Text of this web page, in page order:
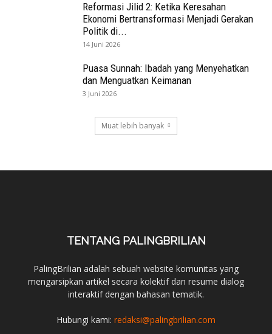
Reformasi Jilid 2: Ketika Keresahan
Ekonomi Bertransformasi Menjadi Gerakan
Politik di...
14 Juni 2026
Puasa Sunnah: Ibadah yang Menyehatkan
dan Menguatkan Keimanan
3 Juni 2026
Muat lebih banyak
TENTANG PALINGBRILIAN
PalingBrilian adalah sebuah website komunitas yang
mengarsipkan artikel secara kolektif dan resume dialog
interaktif dengan bahasan tematik.
Hubungi kami: redaksi@palingbrilian.com